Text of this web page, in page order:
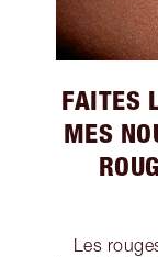
FAITES
MES
Les